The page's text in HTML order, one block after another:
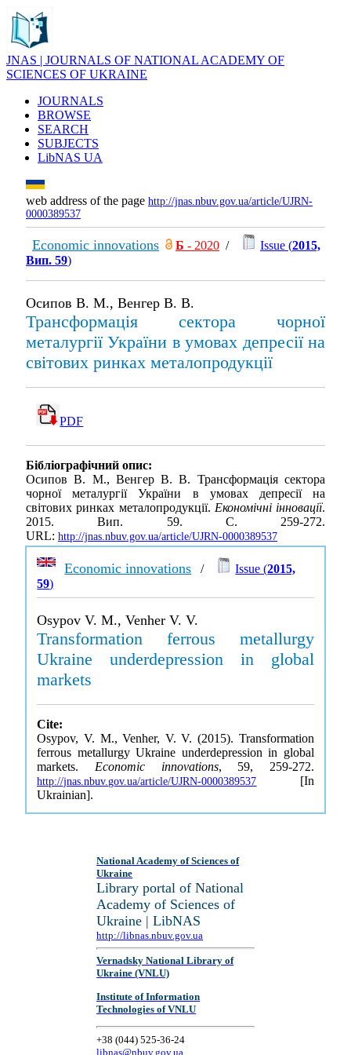
JNAS | JOURNALS OF NATIONAL ACADEMY OF
SCIENCES OF UKRAINE
JOURNALS
BROWSE
SEARCH
SUBJECTS
LibNAS UA
web address of the page http://jnas.nbuv.gov.ua/article/UJRN-
0000389537
Economic innovations Б - 2020 / Issue (2015,
Вип. 59)
Осипов В. М., Венгер В. В.
Трансформація сектора чорної
металургії України в умовах депресії на
світових ринках металопродукції
PDF
Бібліографічний опис:
Осипов В. М., Венгер В. В. Трансформація сектора
чорної металургії України в умовах депресії на
світових ринках металопродукції. Економічні інновації.
2015. Вип. 59. С. 259-272.
URL: http://jnas.nbuv.gov.ua/article/UJRN-0000389537
Economic innovations / Issue (2015,
59)
Osypov V. M., Venher V. V.
Transformation ferrous metallurgy
Ukraine underdepression in global
markets
Cite:
Osypov, V. M., Venher, V. V. (2015). Transformation
ferrous metallurgy Ukraine underdepression in global
markets. Economic innovations, 59, 259-272.
http://jnas.nbuv.gov.ua/article/UJRN-0000389537 [In
Ukrainian].
National Academy of Sciences of
Ukraine
Library portal of National
Academy of Sciences of
Ukraine | LibNAS
http://libnas.nbuv.gov.ua
Vernadsky National Library of
Ukraine (VNLU)
Institute of Information
Technologies of VNLU
+38 (044) 525-36-24
libnas@nbuv.gov.ua